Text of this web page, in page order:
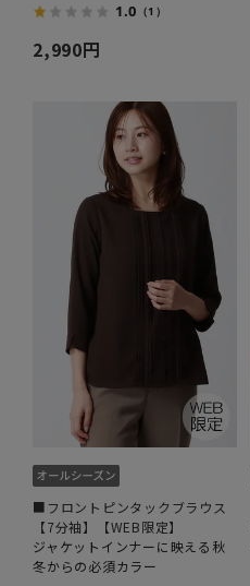
1.0 （1）
2,990円
■フロントピンタックブラウス
【7分袖】【WEB限定】
ジャケットインナーに映える秋
冬からの必須カラー